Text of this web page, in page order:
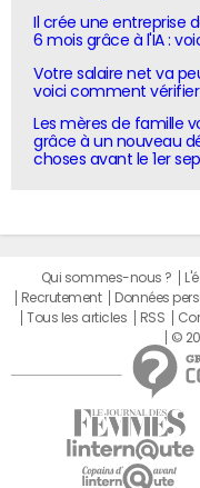
Il crée une entreprise
6 mois grâce à l'IA :
Votre salaire net va
voici comment vérifier
Les mères de famille
grâce à un nouveau
choses avant le 1er
Qui sommes-nous ?
Recrutement
Données
Tous les articles
RSS
©